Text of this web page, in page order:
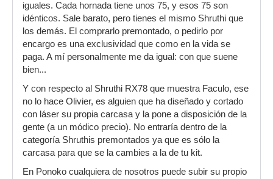
iguales. Cada hornada tiene unos 75, y esos 75 son
idénticos. Sale barato, pero tienes el mismo Shruthi que
los demás. El comprarlo premontado, o pedirlo por
encargo es una exclusividad que como en la vida se
paga. A mí personalmente me da igual: con que suene
bien...
Y con respecto al Shruthi RX78 que muestra Faculo, ese
no lo hace Olivier, es alguien que ha diseñado y cortado
con láser su propia carcasa y la pone a disposición de la
gente (a un módico precio). No entraría dentro de la
categoría Shruthis premontados ya que es sólo la
carcasa para que se la cambies a la de tu kit.
En Ponoko cualquiera de nosotros puede subir su propio